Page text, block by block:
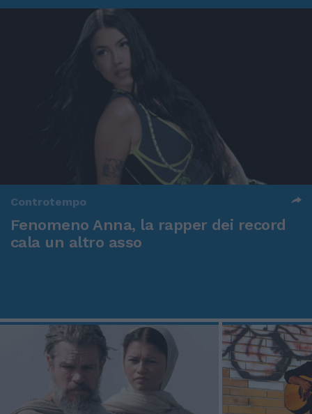
Controtempo
Fenomeno Anna, la rapper dei record
cala un altro asso